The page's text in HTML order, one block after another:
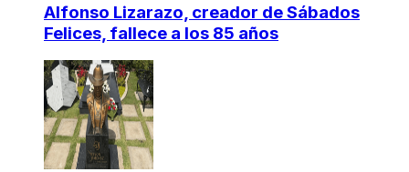
Alfonso Lizarazo, creador de Sábados
Felices, fallece a los 85 años